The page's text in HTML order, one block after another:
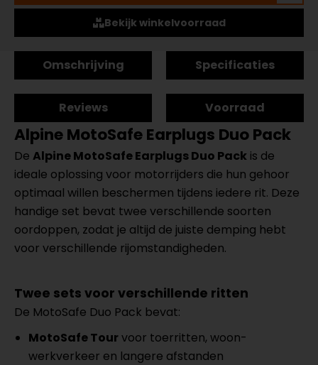
Bekijk winkelvoorraad
Omschrijving Specificaties
Reviews Voorraad
Alpine MotoSafe Earplugs Duo Pack
De Alpine MotoSafe Earplugs Duo Pack is de
ideale oplossing voor motorrijders die hun gehoor
optimaal willen beschermen tijdens iedere rit. Deze
handige set bevat twee verschillende soorten
oordoppen, zodat je altijd de juiste demping hebt
voor verschillende rijomstandigheden.
Twee sets voor verschillende ritten
De MotoSafe Duo Pack bevat:
MotoSafe Tourvoor toerritten, woon-
werkverkeer en langere afstanden